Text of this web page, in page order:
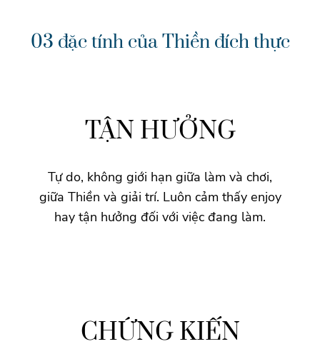
03 đặc tính của Thiền đích thực
TẬN HƯỞNG
Tự do, không giới hạn giữa làm và chơi,
giữa Thiền và giải trí. Luôn cảm thấy enjoy
hay tận hưởng đối với việc đang làm.
CHỨNG KIẾN